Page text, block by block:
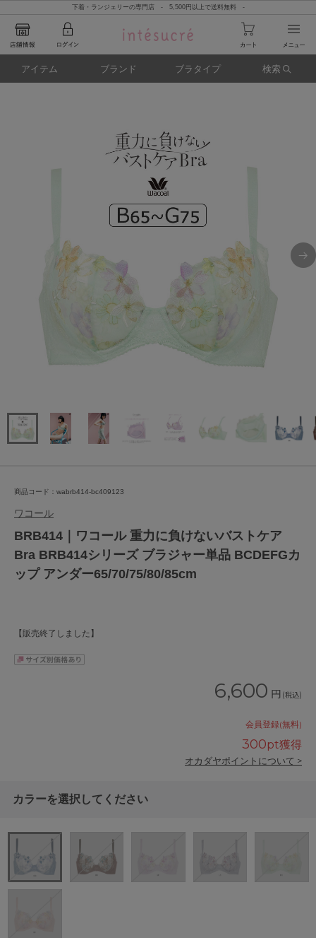
下着・ランジェリーの専門店 - 5,500円以上で送料無料 -
アイテム ブランド ブラタイプ 検索
商品コード：wabrb414-bc409123
ワコール
BRB414｜ワコール 重力に負けないバストケア
Bra BRB414シリーズ ブラジャー単品 BCDEFGカ
ップ アンダー65/70/75/80/85cm
【販売終了しました】
6,600 円 (税込)
会員登録(無料)
300pt獲得
オカダヤポイントについて >
カラーを選択してください